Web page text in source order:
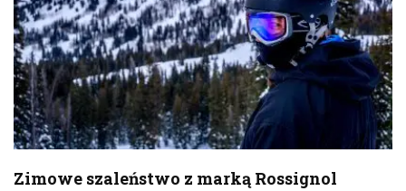
Zimowe szaleństwo z marką Rossignol